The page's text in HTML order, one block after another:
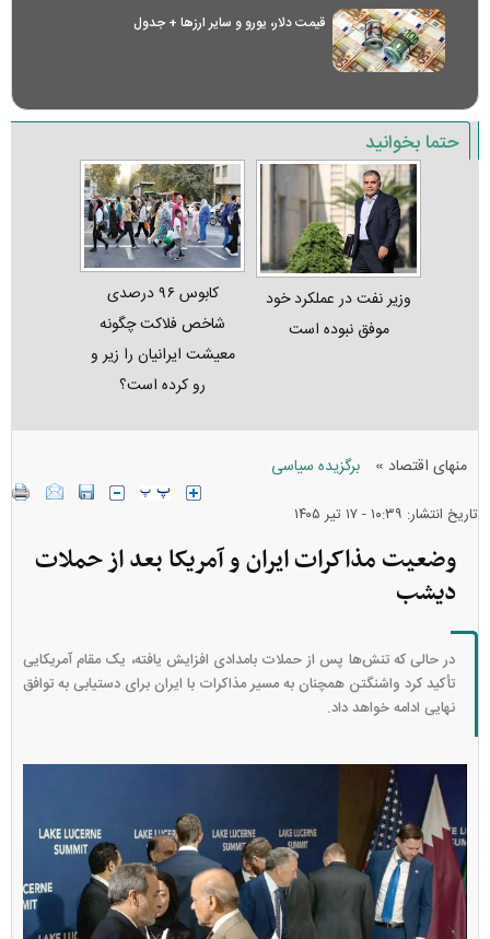
قیمت دلار، یورو و سایر ارز‌ها + جدول
حتما بخوانید
وزیر نفت در عملکرد خود
موفق نبوده است
کابوس ۹۶ درصدی
شاخص فلاکت چگونه
معیشت ایرانیان را زیر و
رو کرده است؟
منهای اقتصاد » برگزیده سیاسی
تاریخ انتشار: ۱۰:۳۹ - ۱۷ تير ۱۴۰۵
وضعیت مذاکرات ایران و آمریکا بعد از حملات
دیشب
در حالی که تنش‌ها پس از حملات بامدادی افزایش یافته، یک مقام آمریکایی
تأکید کرد واشنگتن همچنان به مسیر مذاکرات با ایران برای دستیابی به توافق
نهایی ادامه خواهد داد.